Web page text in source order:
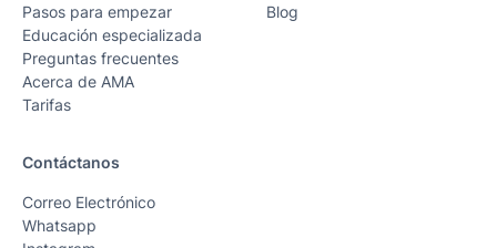
Pasos para empezar
Educación especializada
Preguntas frecuentes
Acerca de AMA
Tarifas
Blog
Contáctanos
Correo Electrónico
Whatsapp